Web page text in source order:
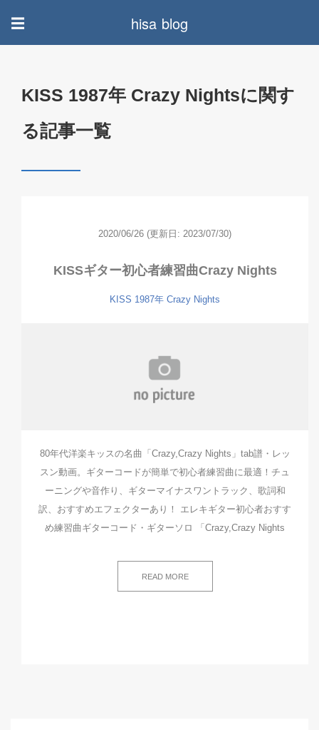
☰ hisa blog
KISS 1987年 Crazy Nightsに関す
る記事一覧
2020/06/26 (更新日: 2023/07/30)
KISSギター初心者練習曲Crazy Nights
KISS 1987年 Crazy Nights
80年代洋楽キッスの名曲「Crazy,Crazy Nights」tab譜・レッ
スン動画。ギターコードが簡単で初心者練習曲に最適！チュ
ーニングや音作り、ギターマイナスワントラック、歌詞和
訳、おすすめエフェクターあり！ エレキギター初心者おすす
め練習曲ギターコード・ギターソロ 「Crazy,Crazy Nights
READ MORE